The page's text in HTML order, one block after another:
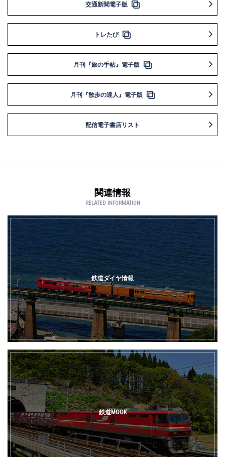
交通新聞電子版
トレたび
月刊『旅の手帖』電子版
月刊『散歩の達人』電子版
配信電子書店リスト
関連情報
RELATED INFORMATION
鉄道ダイヤ情報
鉄道MOOK